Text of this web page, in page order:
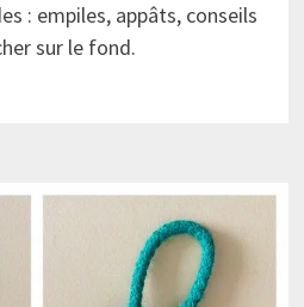
: empiles, appâts, conseils
sur le fond.